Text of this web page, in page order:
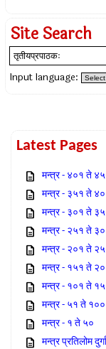
Site Search
Input language:
Latest Pages
मन्त्र - ४०१ ते
मन्त्र - ३५१ ते
मन्त्र - ३०१ ते
मन्त्र - २५१ ते
मन्त्र - २०१ ते
मन्त्र - १५१ ते
मन्त्र - १०१ ते
मन्त्र - ५१ ते १००
मन्त्र - १ ते ५०
मन्त्र प्रतिलोम